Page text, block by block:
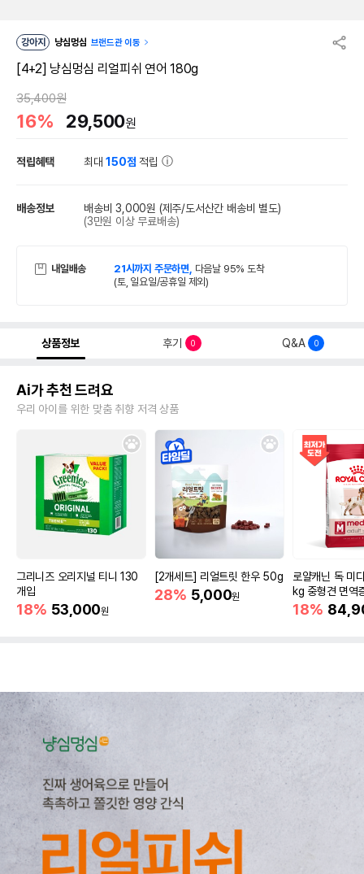
강아지 냥심멍심 브랜드관 이동
[4+2] 냥심멍심 리얼피쉬 연어 180g
35,400원
16% 29,500원
적립혜택 최대150점 적립
배송정보 배송비 3,000원 (제주/도서산간 배송비 별도)
(3만원 이상 무료배송)
내일배송 21시까지 주문하면, 다음날 95% 도착
(토, 일요일/공휴일 제외)
상품정보 후기 0 Q&A 0
Ai가 추천 드려요
우리 아이를 위한 맞춤 취향 저격 상품
그리니즈 오리지널 티니 130
개입
18% 53,000원
[2개세트] 리얼트릿 한우 50g
28% 5,000원
로얄캐닌 독 미
kg 중형견 면역
18%